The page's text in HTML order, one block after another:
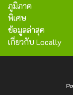
ภูมิภาค
พิเศษ
ข้อมูลล่าสุด
เกี่ยวกับ Locally